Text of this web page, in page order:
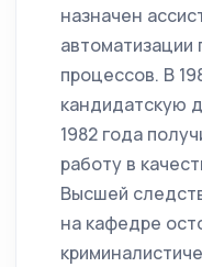
назначен
автоматизации
процессов. В
кандидатскую
1982 года
работу в
Высшей
на кафедре